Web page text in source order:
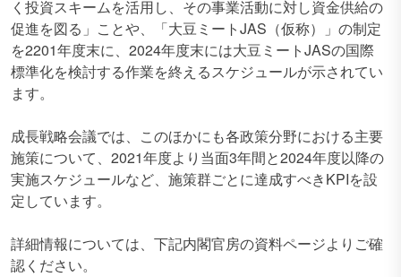
く投資スキームを活用し、その事業活動に対し資金供給の
促進を図る」ことや、「大豆ミートJAS（仮称）」の制定
を2201年度末に、2024年度末には大豆ミートJASの国際
標準化を検討する作業を終えるスケジュールが示されてい
ます。
成長戦略会議では、このほかにも各政策分野における主要
施策について、2021年度より当面3年間と2024年度以降の
実施スケジュールなど、施策群ごとに達成すべきKPIを設
定しています。
詳細情報については、下記内閣官房の資料ページよりご確
認ください。